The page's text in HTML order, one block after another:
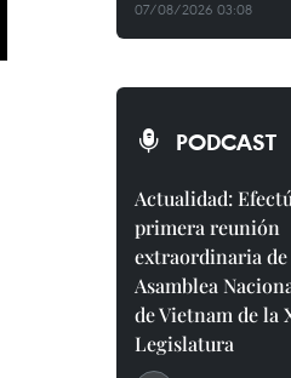
07/08/2026 03:08
PODCAST
Actualidad:
primera reunión
extraordinaria de
Asamblea
de Vietnam de la
Legislatura